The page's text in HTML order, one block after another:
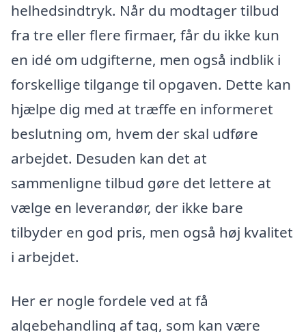
helhedsindtryk. Når du modtager tilbud
fra tre eller flere firmaer, får du ikke kun
en idé om udgifterne, men også indblik i
forskellige tilgange til opgaven. Dette kan
hjælpe dig med at træffe en informeret
beslutning om, hvem der skal udføre
arbejdet. Desuden kan det at
sammenligne tilbud gøre det lettere at
vælge en leverandør, der ikke bare
tilbyder en god pris, men også høj kvalitet
i arbejdet.
Her er nogle fordele ved at få
algebehandling af tag, som kan være